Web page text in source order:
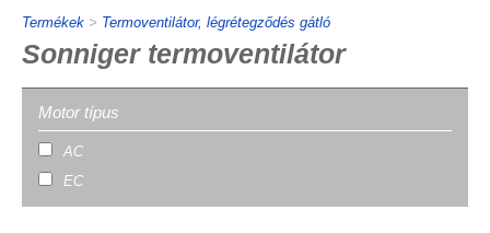
Termékek > Termoventilátor, légrétegződés gátló
Sonniger termoventilátor
Motor típus
AC
EC